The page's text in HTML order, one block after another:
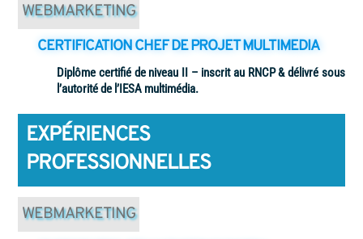
WEBMARKETING
CERTIFICATION CHEF DE PROJET MULTIMEDIA
Diplôme certifié de niveau II – inscrit au RNCP & délivré sous
l’autorité de l’IESA multimédia.
EXPÉRIENCES
PROFESSIONNELLES
WEBMARKETING